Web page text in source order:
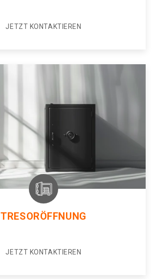
JETZT KONTAKTIEREN
TRESORÖFFNUNG
JETZT KONTAKTIEREN